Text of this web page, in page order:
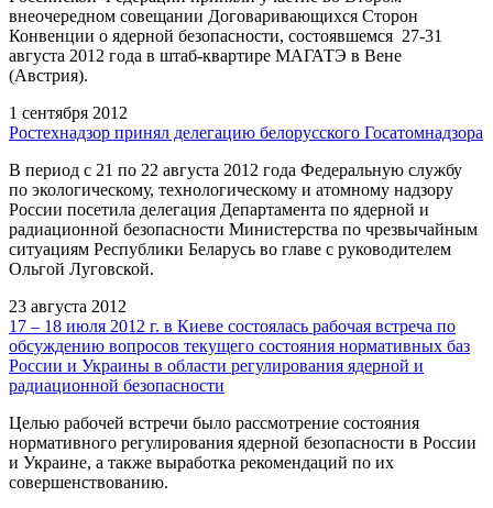
внеочередном совещании Договаривающихся Сторон
Конвенции о ядерной безопасности, состоявшемся 27-31
августа 2012 года в штаб-квартире МАГАТЭ в Вене
(Австрия).
1 сентября 2012
Ростехнадзор принял делегацию белорусского Госатомнадзора
В период с 21 по 22 августа 2012 года Федеральную службу
по экологическому, технологическому и атомному надзору
России посетила делегация Департамента по ядерной и
радиационной безопасности Министерства по чрезвычайным
ситуациям Республики Беларусь во главе с руководителем
Ольгой Луговской.
23 августа 2012
17 – 18 июля 2012 г. в Киеве состоялась рабочая встреча по
обсуждению вопросов текущего состояния нормативных баз
России и Украины в области регулирования ядерной и
радиационной безопасности
Целью рабочей встречи было рассмотрение состояния
нормативного регулирования ядерной безопасности в России
и Украине, а также выработка рекомендаций по их
совершенствованию.